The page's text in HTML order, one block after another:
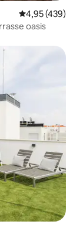
Évaluation
4,95 (439)
oasis